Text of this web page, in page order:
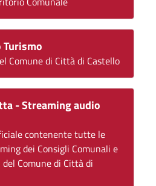
Comune di Città di Castello
- Streaming audio
contenente tutte le
dei Consigli Comunali e
Comune di Città di